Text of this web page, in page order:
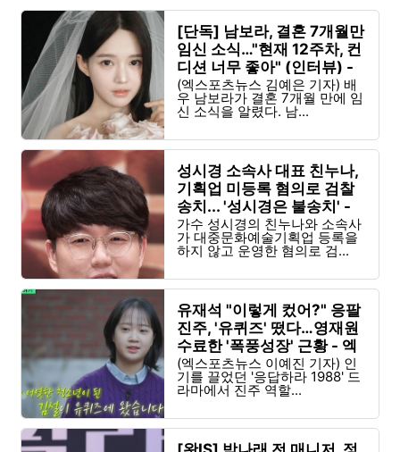
[단독] 남보라, 결혼 7개월만
임신 소식…"현재 12주차, 컨
디션 너무 좋아" (인터뷰) -
엑스포츠뉴스
(엑스포츠뉴스 김예은 기자) 배
우 남보라가 결혼 7개월 만에 임
신 소식을 알렸다. 남...
성시경 소속사 대표 친누나,
기획업 미등록 혐의로 검찰
송치... '성시경은 불송치' -
원픽뉴스
가수 성시경의 친누나와 소속사
가 대중문화예술기획업 등록을
하지 않고 운영한 혐의로 검...
유재석 "이렇게 컸어?" 응팔
진주, '유퀴즈' 떴다…영재원
수료한 '폭풍성장' 근황 - 엑
스포츠뉴스
(엑스포츠뉴스 이예진 기자) 인
기를 끌었던 '응답하라 1988' 드
라마에서 진주 역할...